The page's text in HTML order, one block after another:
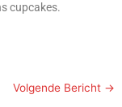
cupcakes.
Volgende Bericht →